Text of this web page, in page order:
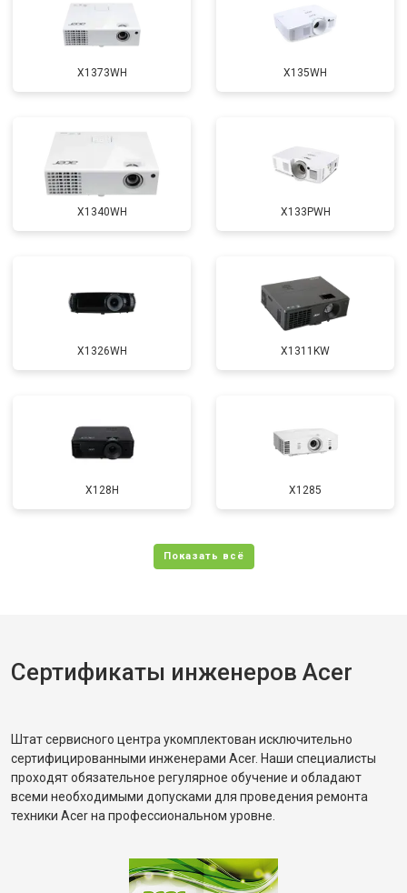
X1373WH X135WH
X1340WH X133PWH
X1326WH X1311KW
X128H X1285
Сертификаты инженеров Acer
Штат сервисного центра укомплектован исключительно
сертифицированными инженерами Acer. Наши специалисты
проходят обязательное регулярное обучение и обладают
всеми необходимыми допусками для проведения ремонта
техники Acer на профессиональном уровне.